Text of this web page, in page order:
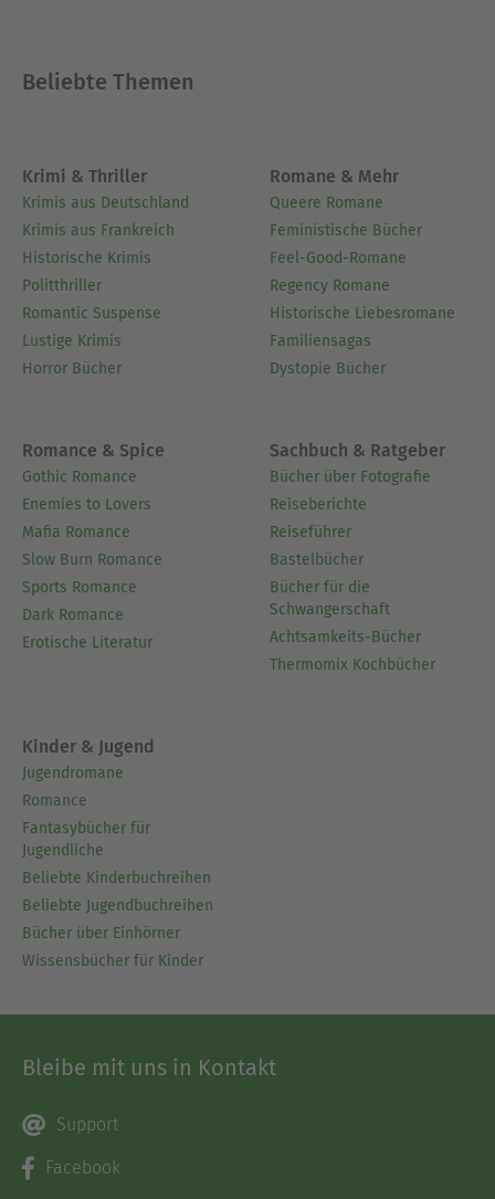
Beliebte Themen
Krimi & Thriller
Krimis aus Deutschland
Krimis aus Frankreich
Historische Krimis
Politthriller
Romantic Suspense
Lustige Krimis
Horror Bücher
Romane & Mehr
Queere Romane
Feministische Bücher
Feel-Good-Romane
Regency Romane
Historische Liebesromane
Familiensagas
Dystopie Bücher
Romance & Spice
Gothic Romance
Enemies to Lovers
Mafia Romance
Slow Burn Romance
Sports Romance
Dark Romance
Erotische Literatur
Sachbuch & Ratgeber
Bücher über Fotografie
Reiseberichte
Reiseführer
Bastelbücher
Bücher für die
Schwangerschaft
Achtsamkeits-Bücher
Thermomix Kochbücher
Kinder & Jugend
Jugendromane
Romance
Fantasybücher für
Jugendliche
Beliebte Kinderbuchreihen
Beliebte Jugendbuchreihen
Bücher über Einhörner
Wissensbücher für Kinder
Bleibe mit uns in Kontakt
Support
Facebook